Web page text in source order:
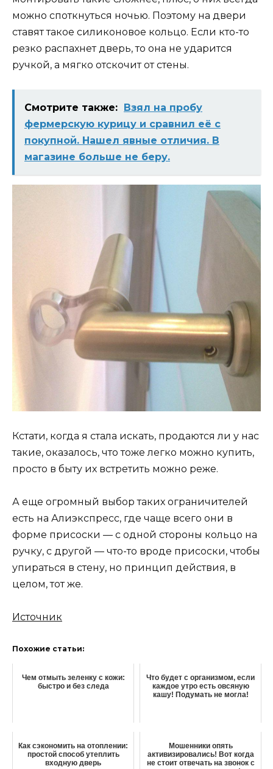
можно споткнуться ночью. Поэтому на двери
ставят такое силиконовое кольцо. Если кто-то
резко распахнет дверь, то она не ударится
ручкой, а мягко отскочит от стены.
Смотрите также:
Взял на пробу
фермерскую курицу и сравнил её с
покупной. Нашел явные отличия. В
магазине больше не беру.
Кстати, когда я стала искать, продаются ли у нас
такие, оказалось, что тоже легко можно купить,
просто в быту их встретить можно реже.
А еще огромный выбор таких ограничителей
есть на Алиэкспресс, где чаще всего они в
форме присоски — с одной стороны кольцо на
ручку, с другой — что-то вроде присоски, чтобы
упираться в стену, но принцип действия, в
целом, тот же.
Источник
Похожие статьи:
Чем отмыть зеленку с кожи:
быстро и без следа
Что будет с организмом, если
каждое утро есть овсяную
кашу! Подумать не могла!
Как сэкономить на отоплении:
простой способ утеплить
входную дверь
Мошенники опять
активизировались! Вот когда
не стоит отвечать на звонок с